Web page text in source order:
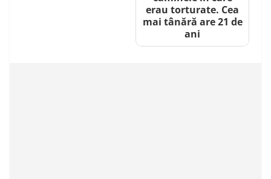
erau torturate. Cea
mai tânără are 21 de
ani